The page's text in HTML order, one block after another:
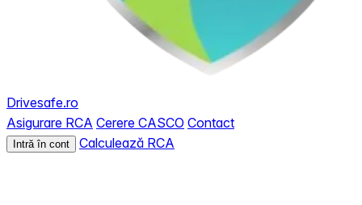
Drivesafe.ro
Asigurare RCA Cerere CASCO Contact
Intră în cont Calculează RCA